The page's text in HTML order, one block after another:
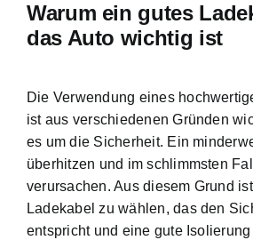
Warum ein gutes
das Auto wichtig ist
Die Verwendung eines
ist aus verschiedenen Gründen
es um die Sicherheit. Ein
überhitzen und im schlimmsten
verursachen. Aus diesem Grund
Ladekabel zu wählen, das den
entspricht und eine gute